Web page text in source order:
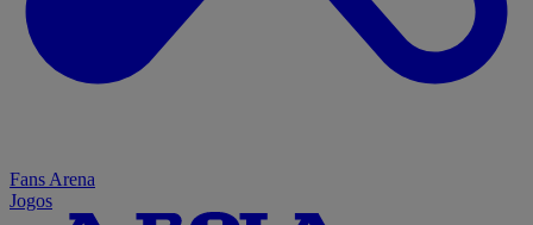
Fans Arena
Jogos